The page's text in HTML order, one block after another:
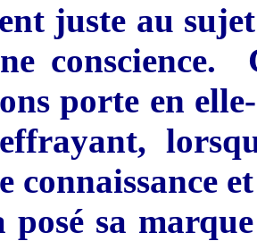
juste au
conscience.
porte en
connaissance
posé sa